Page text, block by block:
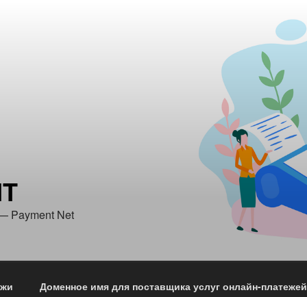
Payment Net
Доменное имя для поставщика услуг онлайн-платежей